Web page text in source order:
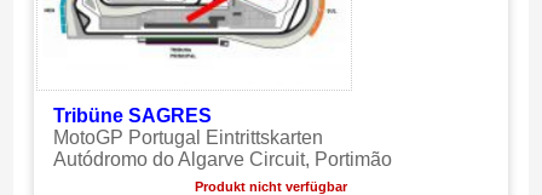
Tribüne SAGRES
MotoGP Portugal Eintrittskarten
Autódromo do Algarve Circuit, Portimão
Produkt nicht verfügbar